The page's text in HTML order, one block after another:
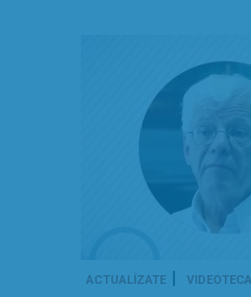
ACTUALÍZATE | VIDEOTECA